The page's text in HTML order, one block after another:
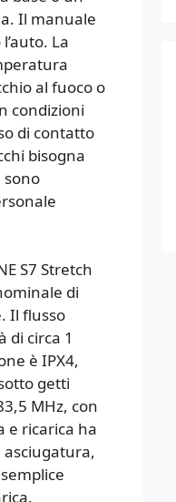
Il manuale
La
al fuoco o
condizioni
di contatto
bisogna
sono
S7 Stretch
di
Il flusso
di circa 1
è IPX4,
getti
MHz, con
e ricarica ha
asciugatura,